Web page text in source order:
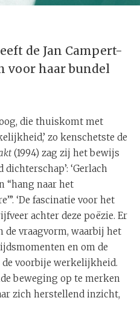
de Jan Campert-
voor haar bundel
die thuiskomt met
zo kenschetste de
(1994) zag zij het bewijs
‘Gerlach
“hang naar het
‘De fascinatie voor het
achter deze poëzie. Er
vraagvorm, waarbij het
en om de
voorbije werkelijkheid.
beweging op te merken
zich herstellend inzicht,